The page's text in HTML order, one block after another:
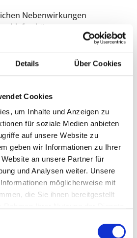
Details Über Cookies
Cookies
um Inhalte und Anzeigen zu
für soziale Medien anbieten
auf unsere Website zu
geben wir Informationen zu Ihrer
an unsere Partner für
und Analysen weiter. Unsere
möglicherweise mit
die Sie ihnen bereitgestellt
Nebenwirkungen
gehören
Kopfschmerzen
Es ist wichtig,
Arzt zu besprechen,
für einen
an, im Dämmerschlaf zu
fühlen sich die
entspannt,
desorientiert. Sie
spüren und